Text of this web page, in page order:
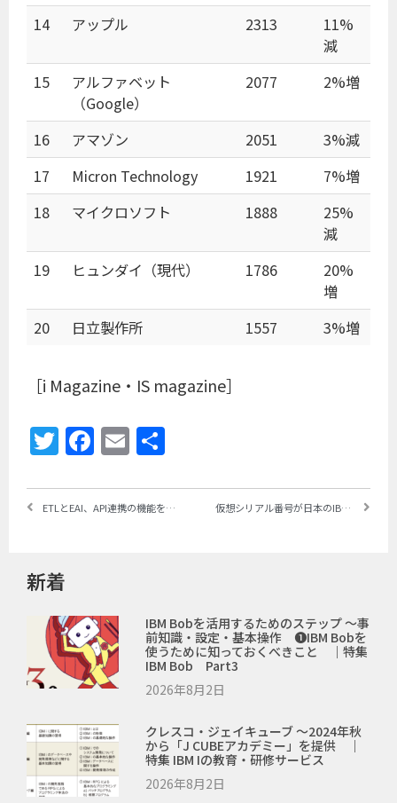
14
アップル 2313
11%
減
15
アルファベット
（Google）
2077 2%増
16 アマゾン 2051
3%減
17
Micron Technology 1921
7%増
18
マイクロソフト 1888
25%
減
19
ヒュンダイ（現代） 1786
20%
増
20
日立製作所 1557 3%増
［i Magazine・IS magazine］
Twitter
Facebook
Email
ETLとEAI、API連携の機能を併せ持つユニークなシステム連携ツール「GoAnywhere MFT」 株式会社ソルパック ｜特集 IBM iの連携力❼ 仮想シリアル番号が日本のIBM i 環境でもスタート ～別PowerへのOSインスタンスの移動が柔軟に、「今回は第1ステップ」とIBMバタリル氏が米メディアに回答
新着
IBM Bobを活用するためのステップ ～事
前知識・設定・基本操作 ❶IBM Bobを
使うために知っておくべきこと ｜特集
IBM Bob Part3
2026年8月2日
クレスコ・ジェイキューブ ～2024年秋
から「J CUBEアカデミー」を提供 ｜
特集 IBM Iの教育・研修サービス
2026年8月2日